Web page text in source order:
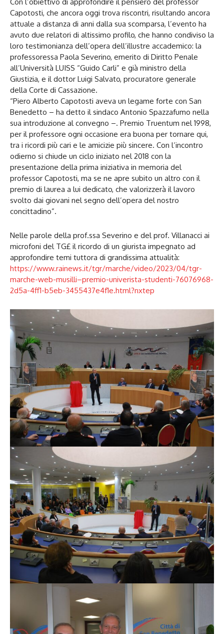
Capotosti, che ancora oggi trova riscontri, risultando ancora
attuale a distanza di anni dalla sua scomparsa, l’evento ha
avuto due relatori di altissimo profilo, che hanno condiviso la
loro testimonianza dell’opera dell’illustre accademico: la
professoressa Paola Severino, emerito di Diritto Penale
all’Università LUISS “Guido Carli” e già ministro della
Giustizia, e il dottor Luigi Salvato, procuratore generale
della Corte di Cassazione.
“Piero Alberto Capotosti aveva un legame forte con San
Benedetto – ha detto il sindaco Antonio Spazzafumo nella
sua introduzione al convegno –. Premio Truentum nel 1998,
per il professore ogni occasione era buona per tornare qui,
tra i ricordi più cari e le amicizie più sincere. Con l’incontro
odierno si chiude un ciclo iniziato nel 2018 con la
presentazione della prima iniziativa in memoria del
professor Capotosti, ma se ne apre subito un altro con il
premio di laurea a lui dedicato, che valorizzerà il lavoro
svolto dai giovani nel segno dell’opera del nostro
concittadino”.
Nelle parole della prof.ssa Severino e del prof. Villanacci ai
microfoni del TG£ il ricordo di un giurista impegnato ad
approfondire temi tuttora di grandissima attualità:
https://www.rainews.it/tgr/marche/video/2023/04/tgr-
marche-web-musilli–premio-univerista-studenti-76076968-
2d5a-4ff1-b5eb-3455437e4f1e.html?nxtep